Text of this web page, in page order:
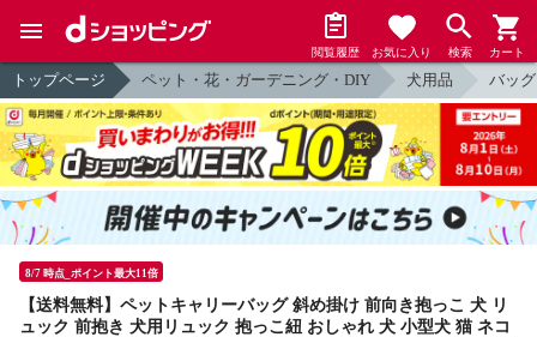
閲覧履歴 お気に入り 検索 カート
トップページ ペット・花・ガーデニング・DIY 犬用品 バッ
8/7 時点_ポイント最大11倍
【送料無料】ペットキャリーバッグ 斜め掛け 前向き抱っこ 犬 リ
ュック 前抱き 犬用リュック 抱っこ紐 おしゃれ 犬 小型犬 猫 ネコ